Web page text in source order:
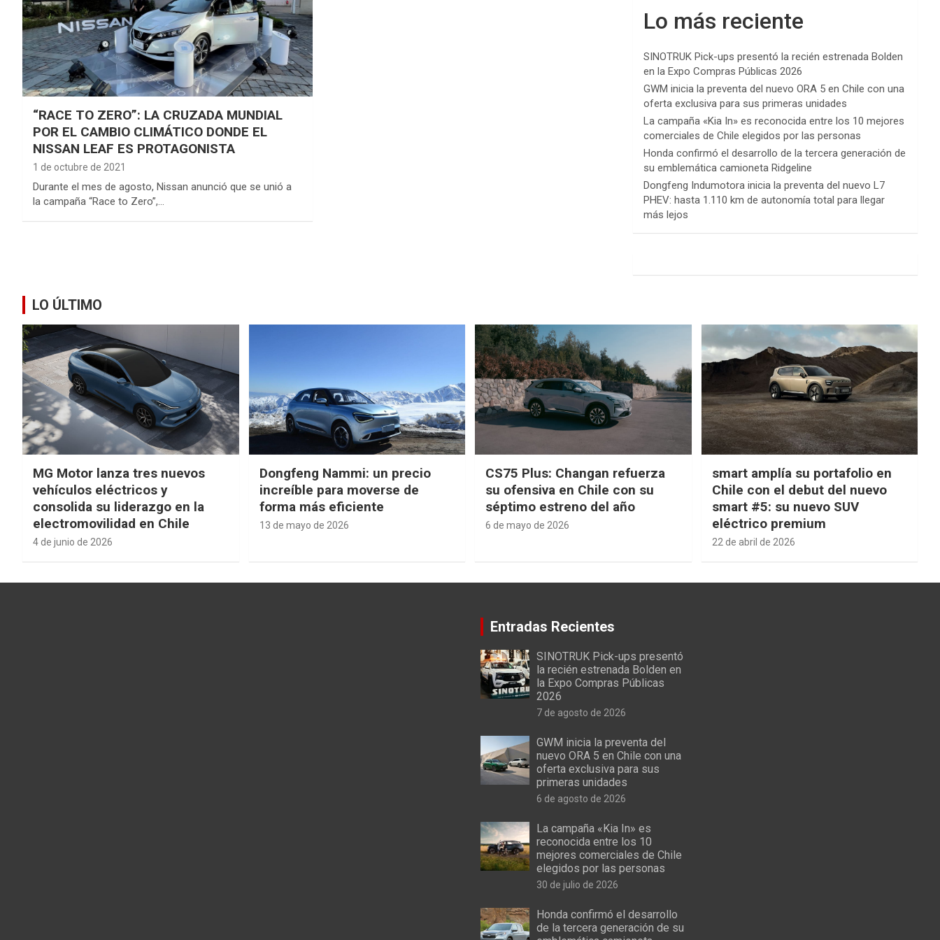
“RACE TO ZERO”: LA CRUZADA MUNDIAL
POR EL CAMBIO CLIMÁTICO DONDE EL
NISSAN LEAF ES PROTAGONISTA
1 de octubre de 2021
Durante el mes de agosto, Nissan anunció que se unió a
la campaña “Race to Zero”,…
Lo más reciente
SINOTRUK Pick-ups presentó la recién estrenada Bolden
en la Expo Compras Públicas 2026
GWM inicia la preventa del nuevo ORA 5 en Chile con una
oferta exclusiva para sus primeras unidades
La campaña «Kia In» es reconocida entre los 10 mejores
comerciales de Chile elegidos por las personas
Honda confirmó el desarrollo de la tercera generación de
su emblemática camioneta Ridgeline
Dongfeng Indumotora inicia la preventa del nuevo L7
PHEV: hasta 1.110 km de autonomía total para llegar
más lejos
LO ÚLTIMO
MG Motor lanza tres nuevos
vehículos eléctricos y
consolida su liderazgo en la
electromovilidad en Chile
4 de junio de 2026
Dongfeng Nammi: un precio
increíble para moverse de
forma más eficiente
13 de mayo de 2026
CS75 Plus: Changan refuerza
su ofensiva en Chile con su
séptimo estreno del año
6 de mayo de 2026
smart amplía su portafolio en
Chile con el debut del nuevo
smart #5: su nuevo SUV
eléctrico premium
22 de abril de 2026
Entradas Recientes
SINOTRUK Pick-ups presentó
la recién estrenada Bolden en
la Expo Compras Públicas
2026
7 de agosto de 2026
GWM inicia la preventa del
nuevo ORA 5 en Chile con una
oferta exclusiva para sus
primeras unidades
6 de agosto de 2026
La campaña «Kia In» es
reconocida entre los 10
mejores comerciales de Chile
elegidos por las personas
30 de julio de 2026
Honda confirmó el desarrollo
de la tercera generación de su